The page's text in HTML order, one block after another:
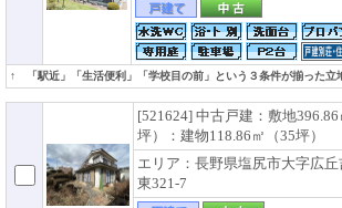
↑ 「駅近」「生活便利」「学校目の前」という３条件が揃った立
[521624] 中古戸建：敷地396.86
坪）：建物118.86㎡（35坪）
エリア：長野県塩尻市大字広丘
東321-7